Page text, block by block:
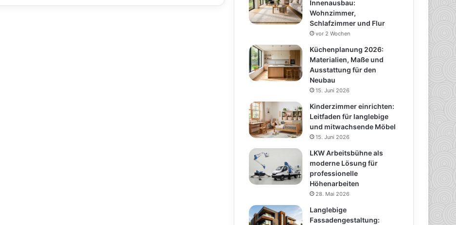
Innenausbau:
Wohnzimmer,
Schlafzimmer und Flur
vor 2 Wochen
Küchenplanung 2026:
Materialien, Maße und
Ausstattung für den
Neubau
15. Juni 2026
Kinderzimmer einrichten:
Leitfaden für langlebige
und mitwachsende Möbel
15. Juni 2026
LKW Arbeitsbühne als
moderne Lösung für
professionelle
Höhenarbeiten
28. Mai 2026
Langlebige
Fassadengestaltung: